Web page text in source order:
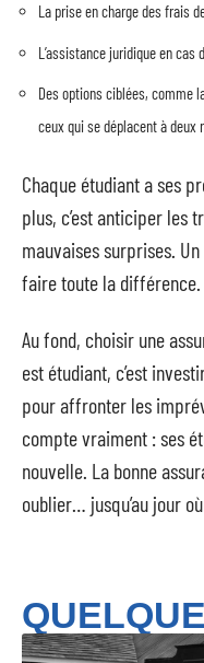
La prise en charge des frais
L’assistance juridique en
Des options ciblées, comme
ceux qui se déplacent à deux
Chaque étudiant a ses
plus, c’est anticiper les
mauvaises surprises.
faire toute la différence.
Au fond, choisir une
est étudiant, c’est
pour affronter les
compte vraiment : ses
nouvelle. La bonne
oublier… jusqu’au jour